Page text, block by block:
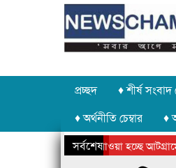
প্রচ্ছদ ♦ শীর্ষ সংবাদ
♦ অর্থনীতি চেম্বার
♦
সর্বশেষ
চুরি করে নিয়ে যাওয়া হচ্ছে আটগ্রামে